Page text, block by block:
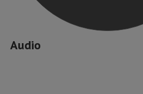
Audio